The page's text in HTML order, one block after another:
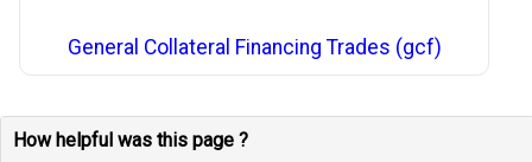
General Collateral Financing Trades (gcf)
How helpful was this page ?